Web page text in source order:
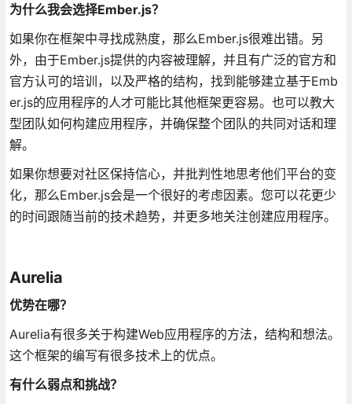
为什么我会选择Ember.js？
如果你在框架中寻找成熟度，那么Ember.js很难出错。另
外，由于Ember.js提供的内容被理解，并且有广泛的官方和
官方认可的培训，以及严格的结构，找到能够建立基于Emb
er.js的应用程序的人才可能比其他框架更容易。也可以教大
型团队如何构建应用程序，并确保整个团队的共同对话和理
解。
如果你想要对社区保持信心，并批判性地思考他们平台的变
化，那么Ember.js会是一个很好的考虑因素。您可以花更少
的时间跟随当前的技术趋势，并更多地关注创建应用程序。
Aurelia
优势在哪？
Aurelia有很多关于构建Web应用程序的方法，结构和想法。
这个框架的编写有很多技术上的优点。
有什么弱点和挑战？